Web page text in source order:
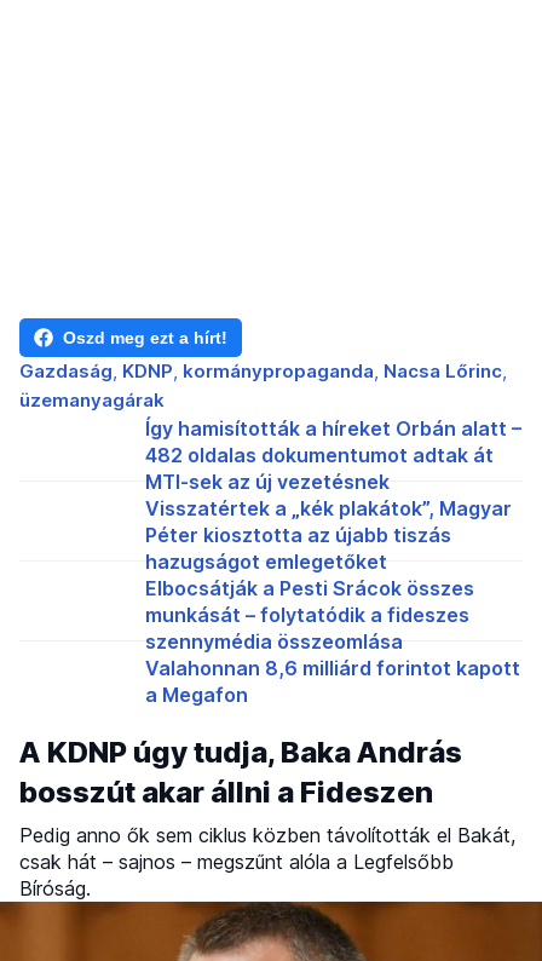
Oszd meg ezt a hírt!
Gazdaság KDNP kormánypropaganda Nacsa Lőrinc
üzemanyagárak
Így hamisították a híreket Orbán alatt –
482 oldalas dokumentumot adtak át
MTI-sek az új vezetésnek
Visszatértek a „kék plakátok”, Magyar
Péter kiosztotta az újabb tiszás
hazugságot emlegetőket
Elbocsátják a Pesti Srácok összes
munkását – folytatódik a fideszes
szennymédia összeomlása
Valahonnan 8,6 milliárd forintot kapott
a Megafon
A KDNP úgy tudja, Baka András
bosszút akar állni a Fideszen
Pedig anno ők sem ciklus közben távolították el Bakát,
csak hát – sajnos – megszűnt alóla a Legfelsőbb
Bíróság.